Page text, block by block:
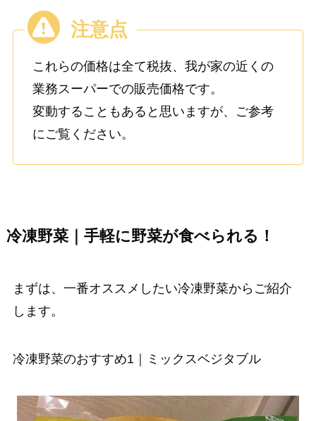
これらの価格は全て税抜、我が家の近くの
業務スーパーでの販売価格です。
変動することもあると思いますが、ご参考
にご覧ください。
冷凍野菜｜手軽に野菜が食べられる！
まずは、一番オススメしたい冷凍野菜からご紹介
します。
冷凍野菜のおすすめ1｜ミックスベジタブル